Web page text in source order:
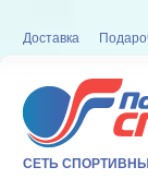
Доставка
СЕТЬ